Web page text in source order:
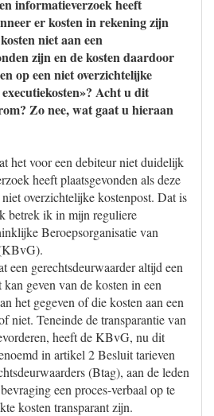
informatieverzoek heeft
er kosten in rekening zijn
niet aan een
zijn en de kosten daardoor
op een niet overzichtelijke
Acht u dit
Zo nee, wat gaat u hieraan
het voor een debiteur niet duidelijk
heeft plaatsgevonden als deze
overzichtelijke kostenpost. Dat is
betrek ik in mijn reguliere
Beroepsorganisatie van
gerechtsdeurwaarder altijd een
geven van de kosten in een
het gegeven of die kosten aan een
niet. Teneinde de transparantie van
heeft de KBvG, nu dit
in artikel 2 Besluit tarieven
(Btag), aan de leden
een proces-verbaal op te
kosten transparant zijn.